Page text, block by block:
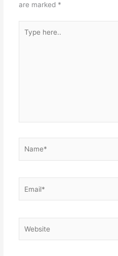
are marked *
here..